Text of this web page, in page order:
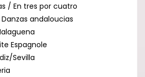
/ En tres por cuatro
Danzas andaloucias
Espagnole
Sevilla